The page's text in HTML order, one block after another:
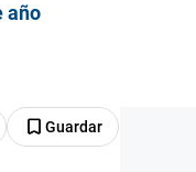
año
Guardar